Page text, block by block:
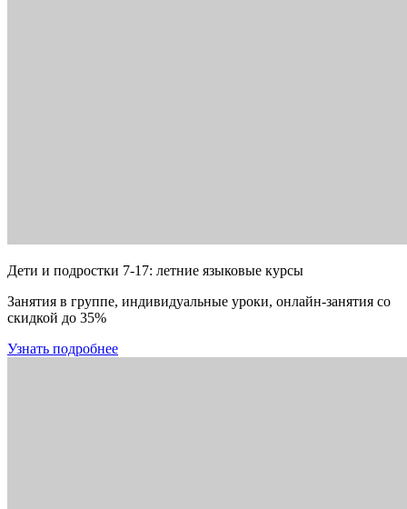
Дети и подростки 7-17: летние языковые курсы
Занятия в группе, индивидуальные уроки, онлайн-занятия со
скидкой до 35%
Узнать подробнее